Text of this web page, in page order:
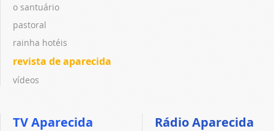
o santuário
pastoral
rainha hotéis
revista de aparecida
vídeos
TV Aparecida Rádio Aparecida